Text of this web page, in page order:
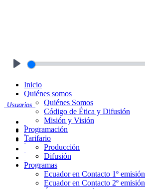
Usuarios
Inicio
Quiénes somos
Quiénes Somos
Código de Ética y Difusión
Misión y Visión
Programación
Tarifario
Producción
Difusión
Programas
Ecuador en Contacto 1º emisión
Ecuador en Contacto 2º emisión